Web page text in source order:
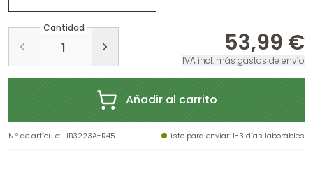
Cantidad
53,99 €
IVA incl. más gastos de envío
Añadir al carrito
N.º de artículo: HB3223A-R45 Listo para enviar: 1-3 días laborables